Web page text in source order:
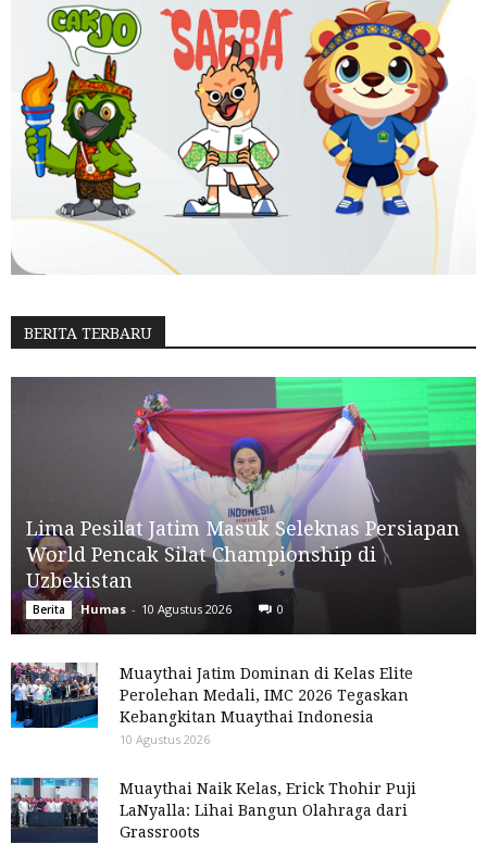
BERITA TERBARU
Lima Pesilat Jatim Masuk Seleknas Persiapan
World Pencak Silat Championship di
Uzbekistan
Berita Humas - 10 Agustus 2026 0
Muaythai Jatim Dominan di Kelas Elite
Perolehan Medali, IMC 2026 Tegaskan
Kebangkitan Muaythai Indonesia
10 Agustus 2026
Muaythai Naik Kelas, Erick Thohir Puji
LaNyalla: Lihai Bangun Olahraga dari
Grassroots